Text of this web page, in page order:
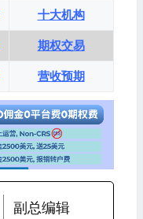
十大机构
期权交易
营收预期
副总编辑